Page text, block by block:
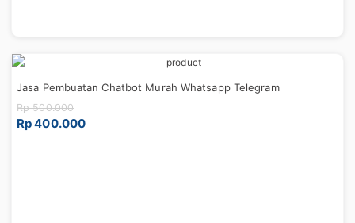
Jasa Pembuatan Chatbot Murah Whatsapp Telegram
Rp 500.000
Rp 400.000